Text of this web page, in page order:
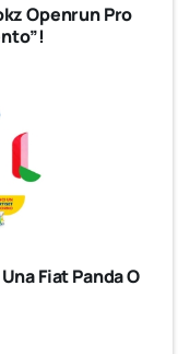
Openrun Pro
Fiat Panda O